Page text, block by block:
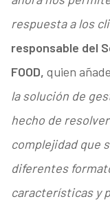
respuesta a los
responsable del
FOOD, quien
la solución de
hecho de
complejidad que
diferentes
características y